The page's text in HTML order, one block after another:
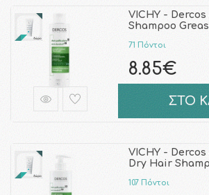
VICHY -
Shampoo
71 Πόντοι
8.85€
ΣΤΟ
VICHY -
Dry Hair
107 Πόντοι